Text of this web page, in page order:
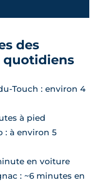
des
quotidiens
: environ 4
à pied
: à environ 5
en voiture
: ~6 minutes en